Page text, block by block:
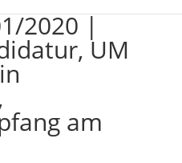
2020 |
UM
am